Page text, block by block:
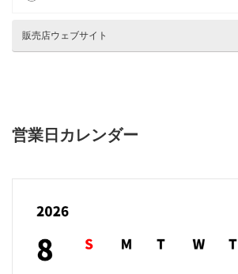
販売店ウェブサイト
営業日カレンダー